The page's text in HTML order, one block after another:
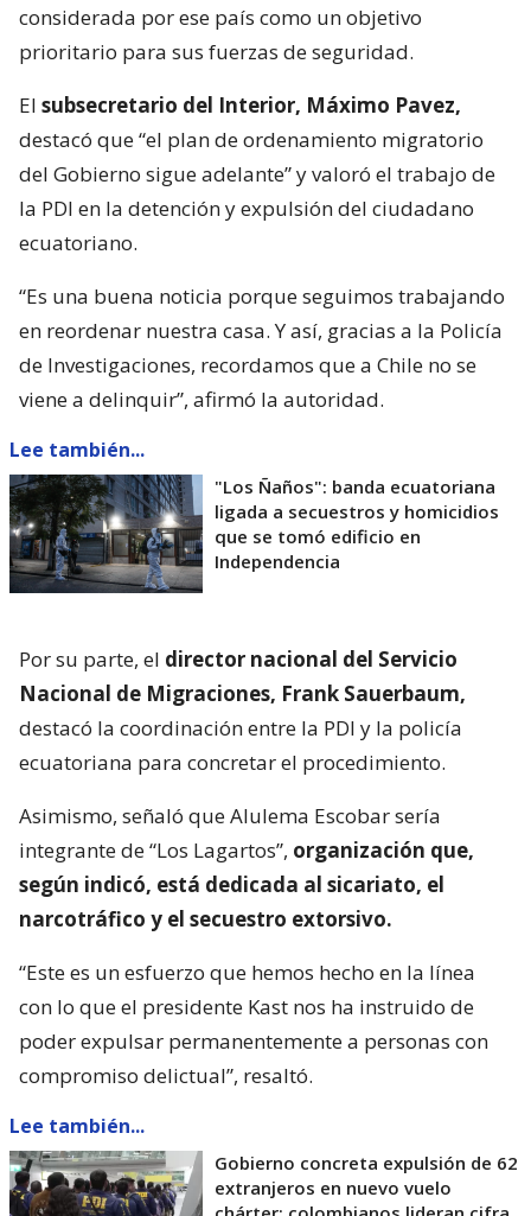
considerada por ese país como un objetivo
prioritario para sus fuerzas de seguridad.
El subsecretario del Interior, Máximo Pavez,
destacó que “el plan de ordenamiento migratorio
del Gobierno sigue adelante” y valoró el trabajo de
la PDI en la detención y expulsión del ciudadano
ecuatoriano.
“Es una buena noticia porque seguimos trabajando
en reordenar nuestra casa. Y así, gracias a la Policía
de Investigaciones, recordamos que a Chile no se
viene a delinquir”, afirmó la autoridad.
Lee también...
"Los Ñaños": banda ecuatoriana
ligada a secuestros y homicidios
que se tomó edificio en
Independencia
Por su parte, el director nacional del Servicio
Nacional de Migraciones, Frank Sauerbaum,
destacó la coordinación entre la PDI y la policía
ecuatoriana para concretar el procedimiento.
Asimismo, señaló que Alulema Escobar sería
integrante de “Los Lagartos”, organización que,
según indicó, está dedicada al sicariato, el
narcotráfico y el secuestro extorsivo.
“Este es un esfuerzo que hemos hecho en la línea
con lo que el presidente Kast nos ha instruido de
poder expulsar permanentemente a personas con
compromiso delictual”, resaltó.
Lee también...
Gobierno concreta expulsión de 62
extranjeros en nuevo vuelo